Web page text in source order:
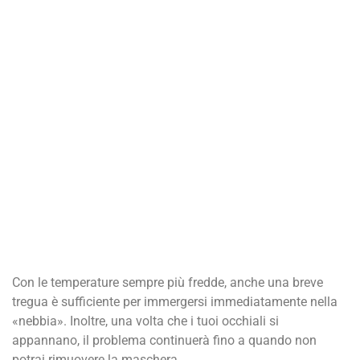
Con le temperature sempre più fredde, anche una breve
tregua è sufficiente per immergersi immediatamente nella
«nebbia». Inoltre, una volta che i tuoi occhiali si
appannano, il problema continuerà fino a quando non